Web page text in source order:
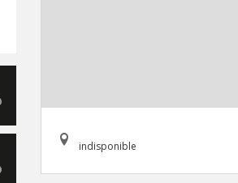
indisponible